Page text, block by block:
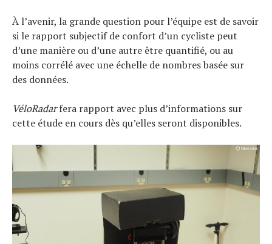
À l’avenir, la grande question pour l’équipe est de savoir
si le rapport subjectif de confort d’un cycliste peut
d’une manière ou d’une autre être quantifié, ou au
moins corrélé avec une échelle de nombres basée sur
des données.
VéloRadarfera rapport avec plus d’informations sur
cette étude en cours dès qu’elles seront disponibles.